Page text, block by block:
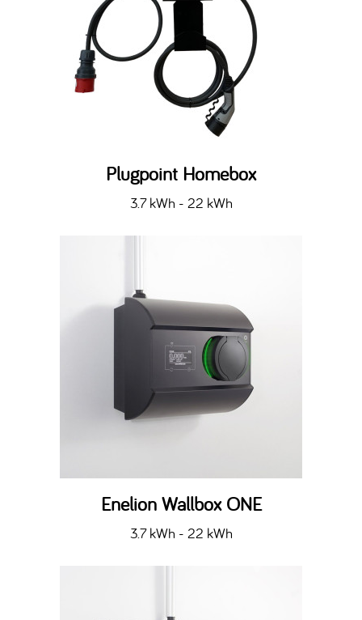
Plugpoint Homebox
3.7 kWh - 22 kWh
Enelion Wallbox ONE
3.7 kWh - 22 kWh